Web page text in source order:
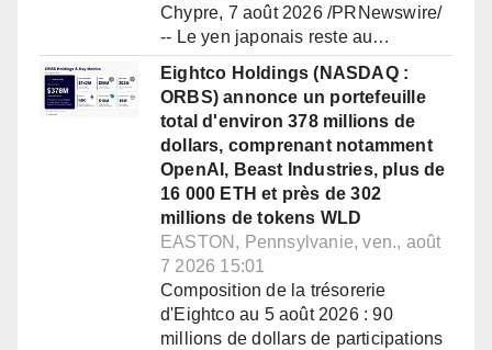
Chypre, 7 août 2026 /PRNewswire/
-- Le yen japonais reste au…
Eightco Holdings (NASDAQ :
ORBS) annonce un portefeuille
total d'environ 378 millions de
dollars, comprenant notamment
OpenAI, Beast Industries, plus de
16 000 ETH et près de 302
millions de tokens WLD
EASTON, Pennsylvanie, ven., août
7 2026 15:01
Composition de la trésorerie
d'Eightco au 5 août 2026 : 90
millions de dollars de participations